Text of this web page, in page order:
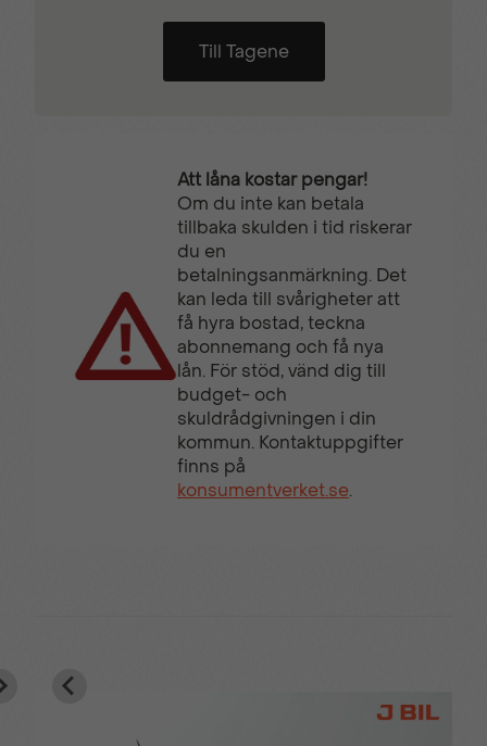
Till Tagene
Att låna kostar pengar!
Om du inte kan betala
tillbaka skulden i tid riskerar
du en
betalningsanmärkning. Det
kan leda till svårigheter att
få hyra bostad, teckna
abonnemang och få nya
lån. För stöd, vänd dig till
budget- och
skuldrådgivningen i din
kommun. Kontaktuppgifter
finns på
konsumentverket.se.